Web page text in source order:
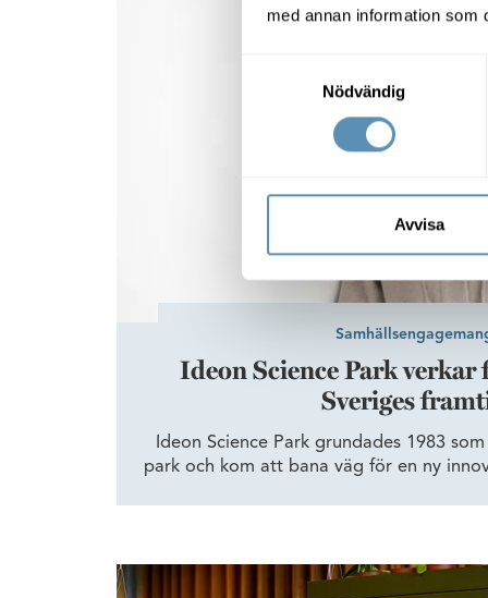
med annan information som
Nödvändig
Avvisa
cirkulärt fokus, säger Ausra Reinap,
Ideon Science Park verkar för Skånes och
Ideon Science Park verkar
Sveriges
Ideon Science Park grundades 1983
park och kom att bana väg för en ny
Wessfeldt, Vd på Ideon
Wihlborgs gröna hyresavtal – ett samarbete